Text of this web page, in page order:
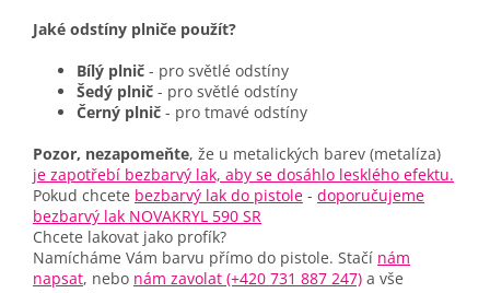
Jaké odstíny plniče použít?
Bílý plnič - pro světlé odstíny
Šedý plnič - pro světlé odstíny
Černý plnič - pro tmavé odstíny
Pozor, nezapomeňte, že u metalických barev (metalíza)
je zapotřebí bezbarvý lak, aby se dosáhlo lesklého efektu.
Pokud chcete bezbarvý lak do pistole - doporučujeme
bezbarvý lak NOVAKRYL 590 SR
Chcete lakovat jako profík?
Namícháme Vám barvu přímo do pistole. Stačí nám
napsat, nebo nám zavolat (+420 731 887 247) a vše